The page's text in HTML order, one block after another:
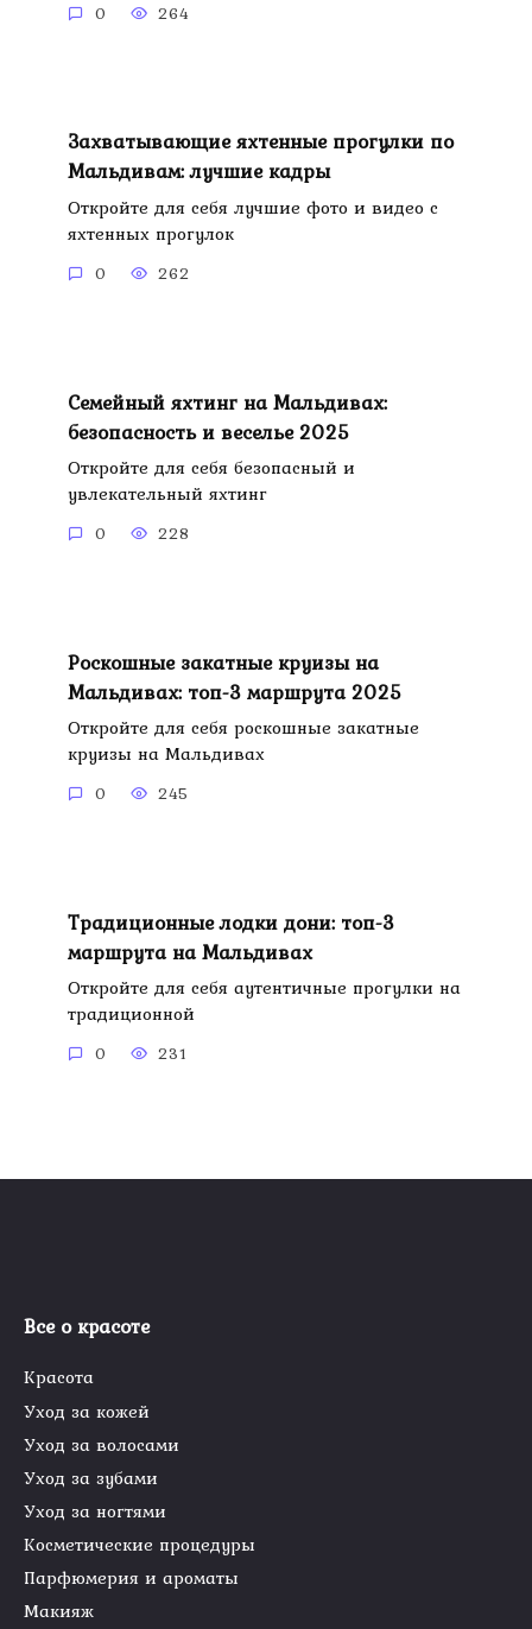
0 264
Захватывающие яхтенные прогулки по
Мальдивам: лучшие кадры
Откройте для себя лучшие фото и видео с
яхтенных прогулок
0 262
Семейный яхтинг на Мальдивах:
безопасность и веселье 2025
Откройте для себя безопасный и
увлекательный яхтинг
0 228
Роскошные закатные круизы на
Мальдивах: топ-3 маршрута 2025
Откройте для себя роскошные закатные
круизы на Мальдивах
0 245
Традиционные лодки дони: топ-3
маршрута на Мальдивах
Откройте для себя аутентичные прогулки на
традиционной
0 231
Все о красоте
Красота
Уход за кожей
Уход за волосами
Уход за зубами
Уход за ногтями
Косметические процедуры
Парфюмерия и ароматы
Макияж